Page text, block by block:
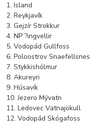
1. Island
2. Reykjavík
3. Gejzír Strokkur
4. NP ?ingvellir
5. Vodopád Gullfoss
6. Poloostrov Snaefellsnes
7. Stykkishólmur
8. Akureyri
9. Húsavík
10. Jezero Mývatn
11. Ledovec Vatnajökull
12. Vodopád Skógafoss